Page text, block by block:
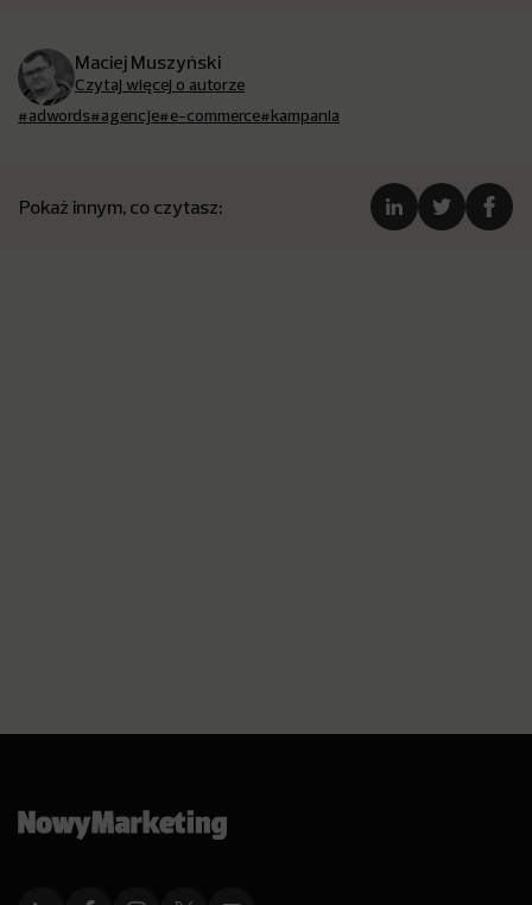
Maciej Muszyński
Czytaj więcej o autorze
#adwords#agencje#e-commerce#kampania
Pokaż innym, co czytasz: